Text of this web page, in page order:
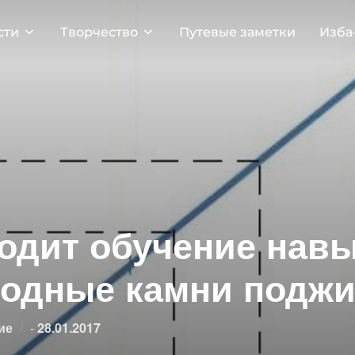
Творчество Путевые заметки
обучение
камни
-Опубликовано
28.01.2017